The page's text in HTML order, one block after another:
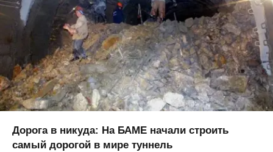
Дорога в никуда: На БАМЕ начали строить
самый дорогой в мире туннель